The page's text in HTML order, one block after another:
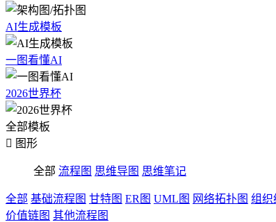
AI生成模板
一图看懂AI
2026世界杯
全部模板
 图形
全部 流程图 思维导图 思维笔记
全部 基础流程图 甘特图 ER图 UML图 网络拓扑图 组织
价值链图 其他流程图